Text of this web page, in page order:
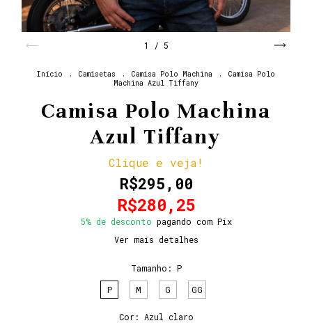
1 / 5
Início . Camisetas . Camisa Polo Machina .
Camisa Polo
Machina Azul Tiffany
Camisa Polo Machina
Azul Tiffany
Clique e veja!
R$295,00
R$280,25
5% de desconto pagando com Pix
Ver mais detalhes
Tamanho: P
P
M G GG
Cor: Azul claro